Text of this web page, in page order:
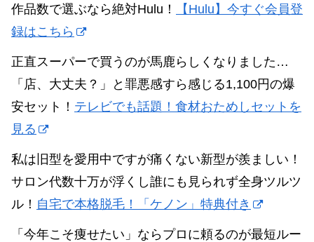
作品数で選ぶなら絶対Hulu！
【Hulu】今すぐ会員登
録はこちら
正直スーパーで買うのが馬鹿らしくなりました…
「店、大丈夫？」と罪悪感すら感じる1,100円の爆
安セット！ テレビでも話題！食材おためしセットを
見る
私は旧型を愛用中ですが痛くない新型が羨ましい！
サロン代数十万が浮くし誰にも見られず全身ツルツ
ル！ 自宅で本格脱毛！「ケノン」特典付き
「今年こそ痩せたい」ならプロに頼るのが最短ルー